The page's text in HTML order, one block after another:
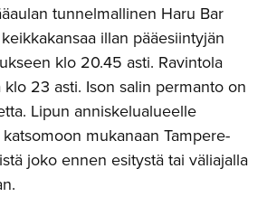
tunnelmallinen Haru Bar
illan pääesiintyjän
klo 20.45 asti. Ravintola
23 asti. Ison salin permanto on
Lipun anniskelualueelle
mukanaan Tampere-
joko ennen esitystä tai väliajalla